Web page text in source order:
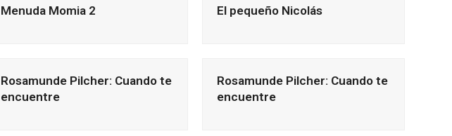
Menuda Momia 2 El pequeño Nicolás
Rosamunde Pilcher: Cuando te
encuentre
Rosamunde Pilcher: Cuando te
encuentre